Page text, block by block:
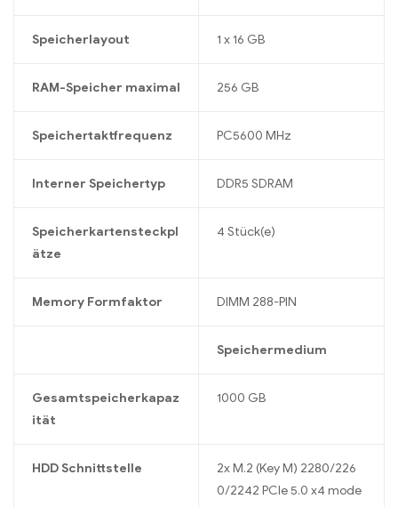
Speicherlayout 1 x 16 GB
RAM-Speicher maximal 256 GB
Speichertaktfrequenz PC5600 MHz
Interner Speichertyp DDR5 SDRAM
Speicherkartensteckpl
ätze
4 Stück(e)
Memory Formfaktor DIMM 288-PIN
Speichermedium
Gesamtspeicherkapaz
ität
1000 GB
HDD Schnittstelle
2x M.2 (Key M) 2280/226
0/2242 PCIe 5.0 x4 mode